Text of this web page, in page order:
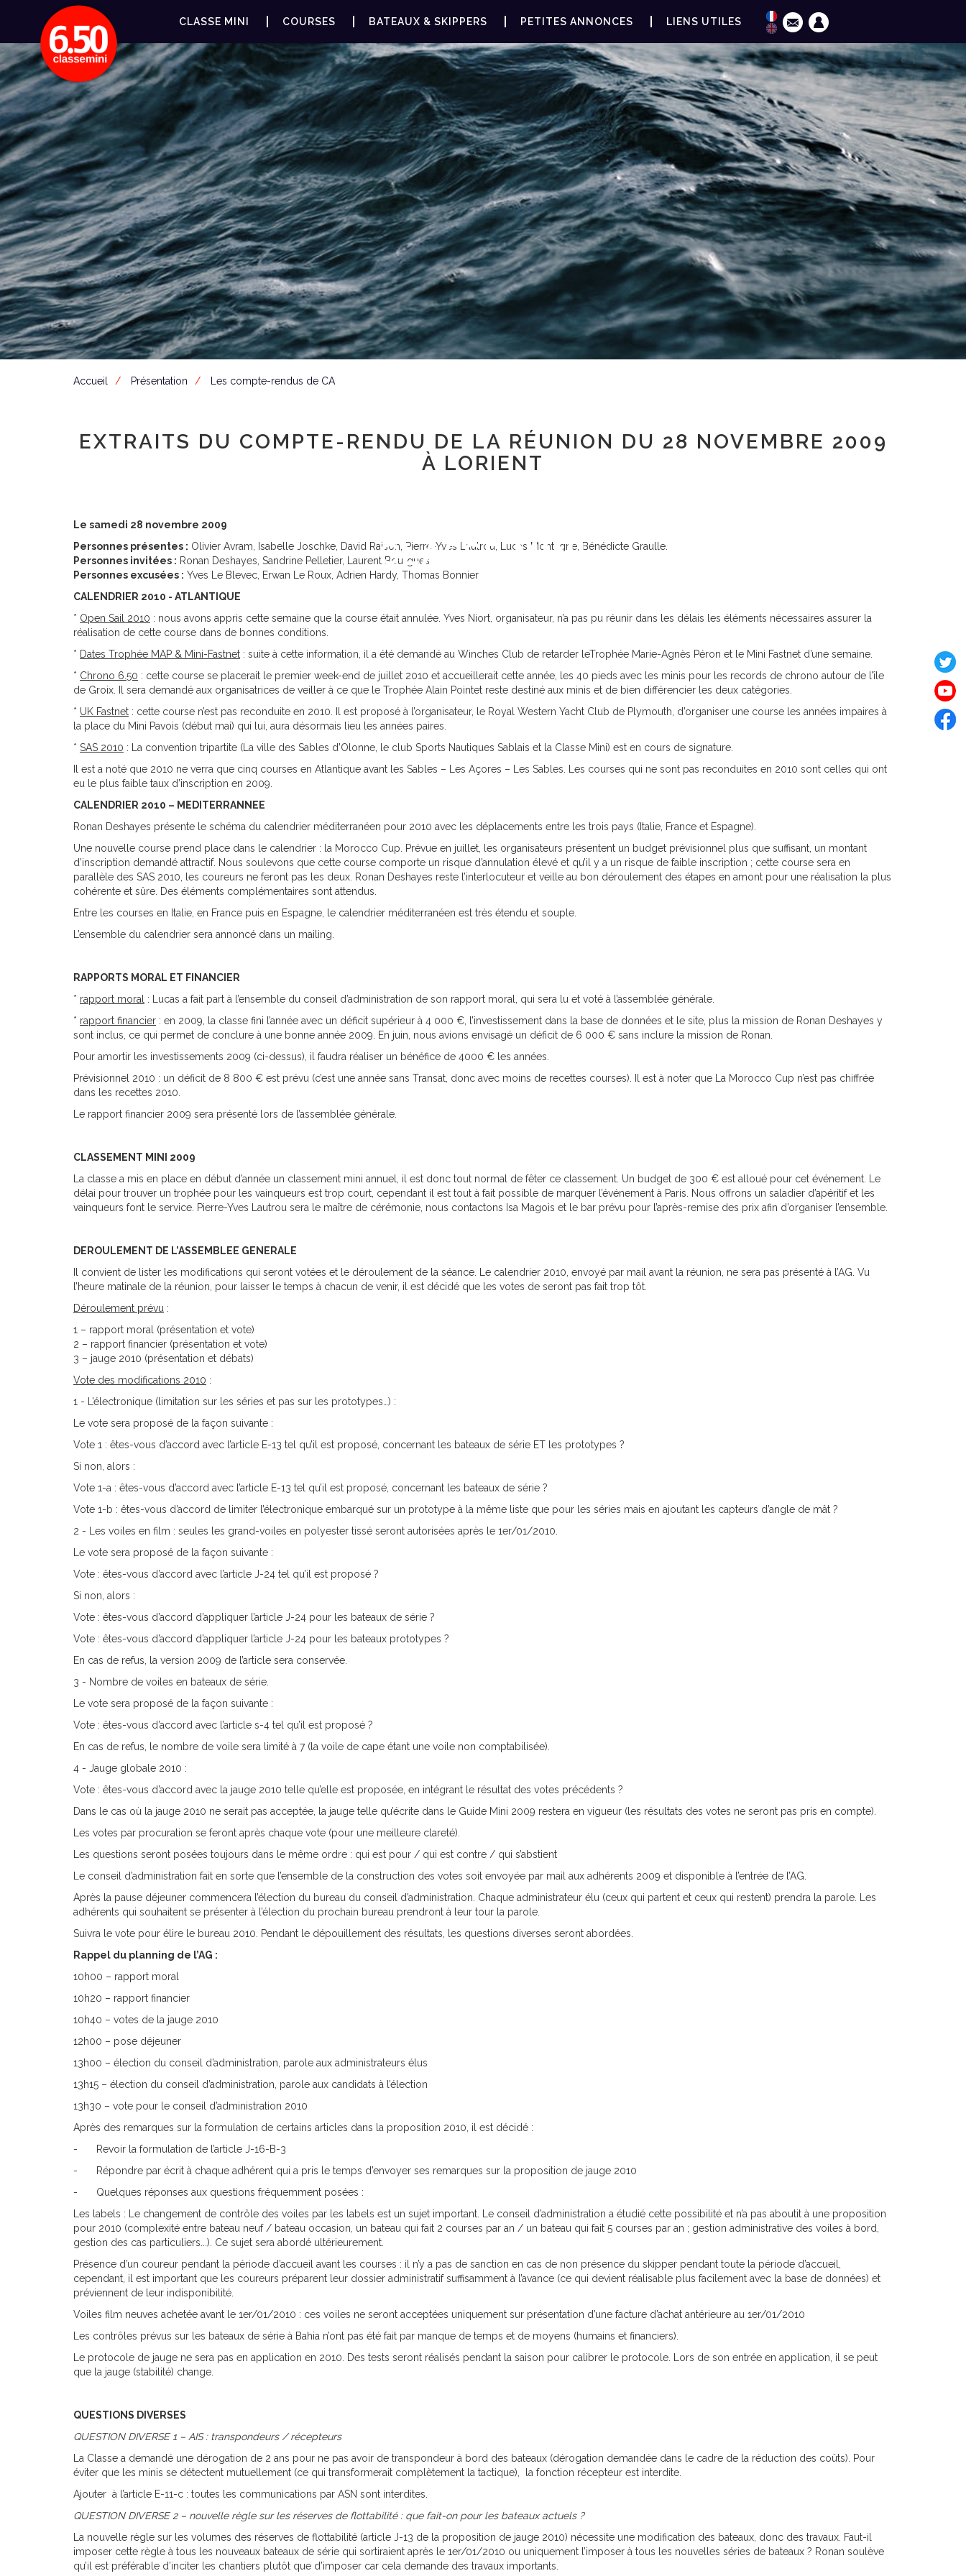
CLASSE MINI COURSES BATEAUX & SKIPPERS PETITES ANNONCES LIENS UTILES
CLASSE MINI
Espace adhérent
Accueil Présentation Les compte-rendus de CA
EXTRAITS DU COMPTE-RENDU DE LA RÉUNION DU 28 NOVEMBRE 2009
À LORIENT
Le samedi 28 novembre 2009
Personnes présentes : Olivier Avram, Isabelle Joschke, David Raison, Pierre-Yves Lautrou, Lucas Montagne, Bénédicte Graulle.
Personnes invitées : Ronan Deshayes, Sandrine Pelletier, Laurent Bourgues
Personnes excusées : Yves Le Blevec, Erwan Le Roux, Adrien Hardy, Thomas Bonnier
CALENDRIER 2010 - ATLANTIQUE
* Open Sail 2010 : nous avons appris cette semaine que la course était annulée. Yves Niort, organisateur, n’a pas pu réunir dans les délais les éléments nécessaires assurer la
réalisation de cette course dans de bonnes conditions.
* Dates Trophée MAP & Mini-Fastnet : suite à cette information, il a été demandé au Winches Club de retarder leTrophée Marie-Agnès Péron et le Mini Fastnet d’une semaine.
* Chrono 6.50 : cette course se placerait le premier week-end de juillet 2010 et accueillerait cette année, les 40 pieds avec les minis pour les records de chrono autour de l’île
de Groix. Il sera demandé aux organisatrices de veiller à ce que le Trophée Alain Pointet reste destiné aux minis et de bien différencier les deux catégories.
* UK Fastnet : cette course n’est pas reconduite en 2010. Il est proposé à l’organisateur, le Royal Western Yacht Club de Plymouth, d’organiser une course les années impaires à
la place du Mini Pavois (début mai) qui lui, aura désormais lieu les années paires.
* SAS 2010 : La convention tripartite (La ville des Sables d’Olonne, le club Sports Nautiques Sablais et la Classe Mini) est en cours de signature.
Il est a noté que 2010 ne verra que cinq courses en Atlantique avant les Sables – Les Açores – Les Sables. Les courses qui ne sont pas reconduites en 2010 sont celles qui ont
eu le plus faible taux d’inscription en 2009.
CALENDRIER 2010 – MEDITERRANNEE
Ronan Deshayes présente le schéma du calendrier méditerranéen pour 2010 avec les déplacements entre les trois pays (Italie, France et Espagne).
Une nouvelle course prend place dans le calendrier : la Morocco Cup. Prévue en juillet, les organisateurs présentent un budget prévisionnel plus que suffisant, un montant
d’inscription demandé attractif. Nous soulevons que cette course comporte un risque d’annulation élevé et qu’il y a un risque de faible inscription ; cette course sera en
parallèle des SAS 2010, les coureurs ne feront pas les deux. Ronan Deshayes reste l’interlocuteur et veille au bon déroulement des étapes en amont pour une réalisation la plus
cohérente et sûre. Des éléments complémentaires sont attendus.
Entre les courses en Italie, en France puis en Espagne, le calendrier méditerranéen est très étendu et souple.
L’ensemble du calendrier sera annoncé dans un mailing.
RAPPORTS MORAL ET FINANCIER
* rapport moral
: Lucas a fait part à l’ensemble du conseil d’administration de son rapport moral, qui sera lu et voté à l’assemblée générale.
* rapport financier : en 2009, la classe fini l’année avec un déficit supérieur à 4 000 €, l’investissement dans la base de données et le site, plus la mission de Ronan Deshayes y
sont inclus, ce qui permet de conclure à une bonne année 2009. En juin, nous avions envisagé un déficit de 6 000 € sans inclure la mission de Ronan.
Pour amortir les investissements 2009 (ci-dessus), il faudra réaliser un bénéfice de 4000 € les années.
Prévisionnel 2010 : un déficit de 8 800 € est prévu (c’est une année sans Transat, donc avec moins de recettes courses). Il est à noter que La Morocco Cup n’est pas chiffrée
dans les recettes 2010.
Le rapport financier 2009 sera présenté lors de l’assemblée générale.
CLASSEMENT MINI 2009
La classe a mis en place en début d’année un classement mini annuel, il est donc tout normal de fêter ce classement. Un budget de 300 € est alloué pour cet événement. Le
délai pour trouver un trophée pour les vainqueurs est trop court, cependant il est tout à fait possible de marquer l’événement à Paris. Nous offrons un saladier d’apéritif et les
vainqueurs font le service. Pierre-Yves Lautrou sera le maître de cérémonie, nous contactons Isa Magois et le bar prévu pour l’après-remise des prix afin d’organiser l’ensemble.
DEROULEMENT DE L’ASSEMBLEE GENERALE
Il convient de lister les modifications qui seront votées et le déroulement de la séance. Le calendrier 2010, envoyé par mail avant la réunion, ne sera pas présenté à l’AG. Vu
l’heure matinale de la réunion, pour laisser le temps à chacun de venir, il est décidé que les votes de seront pas fait trop tôt.
Déroulement prévu :
1 – rapport moral (présentation et vote)
2 – rapport financier (présentation et vote)
3 – jauge 2010 (présentation et débats)
Vote des modifications 2010 :
1 - L’électronique (limitation sur les séries et pas sur les prototypes…) :
Le vote sera proposé de la façon suivante :
Vote 1 : êtes-vous d’accord avec l’article E-13 tel qu’il est proposé, concernant les bateaux de série ET les prototypes ?
Si non, alors :
Vote 1-a : êtes-vous d’accord avec l’article E-13 tel qu’il est proposé, concernant les bateaux de série ?
Vote 1-b : êtes-vous d’accord de limiter l’électronique embarqué sur un prototype à la même liste que pour les séries mais en ajoutant les capteurs d’angle de mât ?
2 - Les voiles en film : seules les grand-voiles en polyester tissé seront autorisées après le 1er/01/2010.
Le vote sera proposé de la façon suivante :
Vote : êtes-vous d’accord avec l’article J-24 tel qu’il est proposé ?
Si non, alors :
Vote : êtes-vous d’accord d’appliquer l’article J-24 pour les bateaux de série ?
Vote : êtes-vous d’accord d’appliquer l’article J-24 pour les bateaux prototypes ?
En cas de refus, la version 2009 de l’article sera conservée.
3 - Nombre de voiles en bateaux de série.
Le vote sera proposé de la façon suivante :
Vote : êtes-vous d’accord avec l’article s-4 tel qu’il est proposé ?
En cas de refus, le nombre de voile sera limité à 7 (la voile de cape étant une voile non comptabilisée).
4 - Jauge globale 2010 :
Vote : êtes-vous d’accord avec la jauge 2010 telle qu’elle est proposée, en intégrant le résultat des votes précédents ?
Dans le cas où la jauge 2010 ne serait pas acceptée, la jauge telle qu’écrite dans le Guide Mini 2009 restera en vigueur (les résultats des votes ne seront pas pris en compte).
Les votes par procuration se feront après chaque vote (pour une meilleure clareté).
Les questions seront posées toujours dans le même ordre : qui est pour / qui est contre / qui s’abstient
Le conseil d’administration fait en sorte que l’ensemble de la construction des votes soit envoyée par mail aux adhérents 2009 et disponible à l’entrée de l’AG.
Après la pause déjeuner commencera l’élection du bureau du conseil d’administration. Chaque administrateur élu (ceux qui partent et ceux qui restent) prendra la parole. Les
adhérents qui souhaitent se présenter à l’élection du prochain bureau prendront à leur tour la parole.
Suivra le vote pour élire le bureau 2010. Pendant le dépouillement des résultats, les questions diverses seront abordées.
Rappel du planning de l’AG :
10h00 – rapport moral
10h20 – rapport financier
10h40 – votes de la jauge 2010
12h00 – pose déjeuner
13h00 – élection du conseil d’administration, parole aux administrateurs élus
13h15 – élection du conseil d’administration, parole aux candidats à l’élection
13h30 – vote pour le conseil d’administration 2010
Après des remarques sur la formulation de certains articles dans la proposition 2010, il est décidé :
-
Revoir la formulation de l’article J-16-B-3
-
Répondre par écrit à chaque adhérent qui a pris le temps d’envoyer ses remarques sur la proposition de jauge 2010
-
Quelques réponses aux questions fréquemment posées :
Les labels : Le changement de contrôle des voiles par les labels est un sujet important. Le conseil d’administration a étudié cette possibilité et n’a pas aboutit à une proposition
pour 2010 (complexité entre bateau neuf / bateau occasion, un bateau qui fait 2 courses par an / un bateau qui fait 5 courses par an ; gestion administrative des voiles à bord,
gestion des cas particuliers...). Ce sujet sera abordé ultérieurement.
Présence d’un coureur pendant la période d’accueil avant les courses : il n’y a pas de sanction en cas de non présence du skipper pendant toute la période d’accueil,
cependant, il est important que les coureurs préparent leur dossier administratif suffisamment à l’avance (ce qui devient réalisable plus facilement avec la base de données) et
préviennent de leur indisponibilité.
Voiles film neuves achetée avant le 1er/01/2010 : ces voiles ne seront acceptées uniquement sur présentation d’une facture d’achat antérieure au 1er/01/2010
Les contrôles prévus sur les bateaux de série à Bahia n’ont pas été fait par manque de temps et de moyens (humains et financiers).
Le protocole de jauge ne sera pas en application en 2010. Des tests seront réalisés pendant la saison pour calibrer le protocole. Lors de son entrée en application, il se peut
que la jauge (stabilité) change.
QUESTIONS DIVERSES
QUESTION DIVERSE 1 – AIS : transpondeurs / récepteurs
La Classe a demandé une dérogation de 2 ans pour ne pas avoir de transpondeur à bord des bateaux (dérogation demandée dans le cadre de la réduction des coûts). Pour
éviter que les minis se détectent mutuellement (ce qui transformerait complètement la tactique), la fonction récepteur est interdite.
Ajouter à l’article E-11-c : toutes les communications par ASN sont interdites.
QUESTION DIVERSE 2 – nouvelle règle sur les réserves de flottabilité : que fait-on pour les bateaux actuels ?
La nouvelle règle sur les volumes des réserves de flottabilité (article J-13 de la proposition de jauge 2010) nécessite une modification des bateaux, donc des travaux. Faut-il
imposer cette règle à tous les nouveaux bateaux de série qui sortiraient après le 1er/01/2010 ou uniquement l’imposer à tous les nouvelles séries de bateaux ? Ronan soulève
qu’il est préférable d’inciter les chantiers plutôt que d’imposer car cela demande des travaux importants.